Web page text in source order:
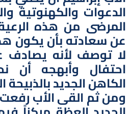
الدعوات والكهنوتية
المرضى من هذه
عن سعادته بأن يكون
لا توصف لأنه يصادف
احتفال وأبهجه أن
الكاهن الجديد
ومن ثم القى الأب